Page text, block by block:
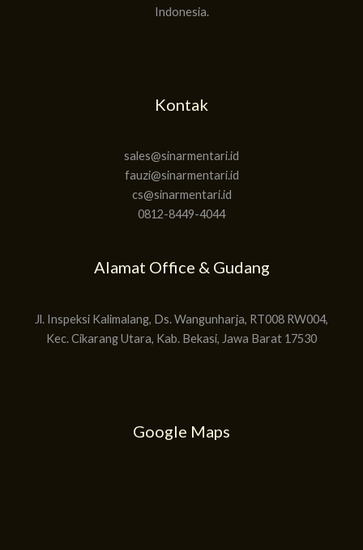
Indonesia.
Kontak
sales@sinarmentari.id
fauzi@sinarmentari.id
cs@sinarmentari.id
0812-8449-4044
Alamat Office & Gudang
Jl. Inspeksi Kalimalang, Ds. Wangunharja, RT008 RW004,
Kec. Cikarang Utara, Kab. Bekasi, Jawa Barat 17530
Google Maps